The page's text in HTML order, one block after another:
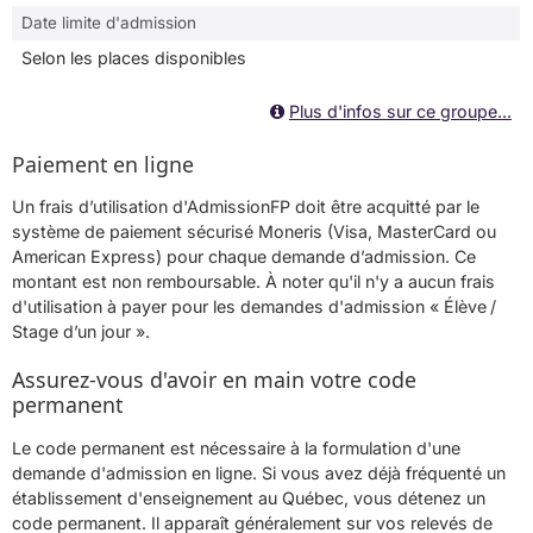
Date limite d'admission
Selon les places disponibles
Plus d'infos sur ce groupe...
Paiement en ligne
Un frais d’utilisation d'AdmissionFP doit être acquitté par le
système de paiement sécurisé Moneris (Visa, MasterCard ou
American Express) pour chaque demande d’admission. Ce
montant est non remboursable. À noter qu'il n'y a aucun frais
d'utilisation à payer pour les demandes d'admission « Élève /
Stage d’un jour ».
Assurez-vous d'avoir en main votre code
permanent
Le code permanent est nécessaire à la formulation d'une
demande d'admission en ligne. Si vous avez déjà fréquenté un
établissement d'enseignement au Québec, vous détenez un
code permanent. Il apparaît généralement sur vos relevés de